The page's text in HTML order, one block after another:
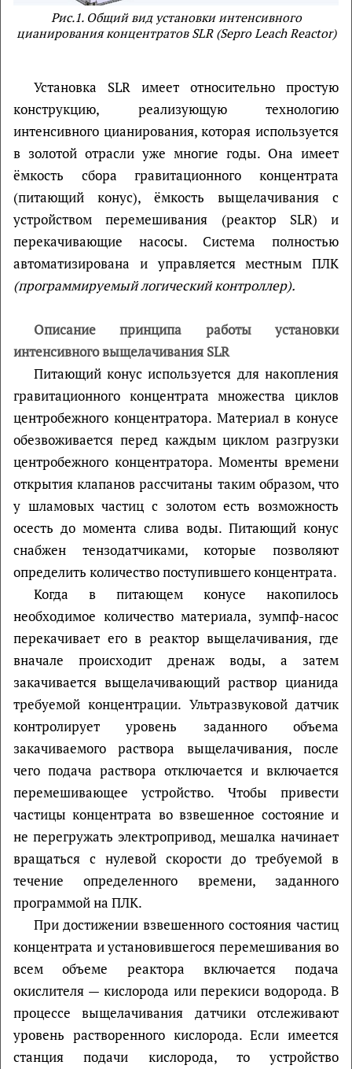
Рис.1. Общий вид установки интенсивного
цианирования концентратов SLR (Sepro Leach Reactor)
Установка SLR имеет относительно простую
конструкцию, реализующую технологию
интенсивного цианирования, которая используется
в золотой отрасли уже многие годы. Она имеет
ёмкость сбора гравитационного концентрата
(питающий конус), ёмкость выщелачивания с
устройством перемешивания (реактор SLR) и
перекачивающие насосы. Система полностью
автоматизирована и управляется местным ПЛК
(программируемый логический контроллер).
Описание принципа работы установки
интенсивного выщелачивания SLR
Питающий конус используется для накопления
гравитационного концентрата множества циклов
центробежного концентратора. Материал в конусе
обезвоживается перед каждым циклом разгрузки
центробежного концентратора. Моменты времени
открытия клапанов рассчитаны таким образом, что
у шламовых частиц с золотом есть возможность
осесть до момента слива воды. Питающий конус
снабжен тензодатчиками, которые позволяют
определить количество поступившего концентрата.
Когда в питающем конусе накопилось
необходимое количество материала, зумпф-насос
перекачивает его в реактор выщелачивания, где
вначале происходит дренаж воды, а затем
закачивается выщелачивающий раствор цианида
требуемой концентрации. Ультразвуковой датчик
контролирует уровень заданного объема
закачиваемого раствора выщелачивания, после
чего подача раствора отключается и включается
перемешивающее устройство. Чтобы привести
частицы концентрата во взвешенное состояние и
не перегружать электропривод, мешалка начинает
вращаться с нулевой скорости до требуемой в
течение определенного времени, заданного
программой на ПЛК.
При достижении взвешенного состояния частиц
концентрата и установившегося перемешивания во
всем объеме реактора включается подача
окислителя — кислорода или перекиси водорода. В
процессе выщелачивания датчики отслеживают
уровень растворенного кислорода. Если имеется
станция подачи кислорода, то устройство